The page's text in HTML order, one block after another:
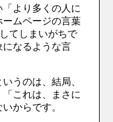
より多くの人に
ームページの言葉
てしまいがちで
なるような言
うのは、結局、
これは、まさに
からです。